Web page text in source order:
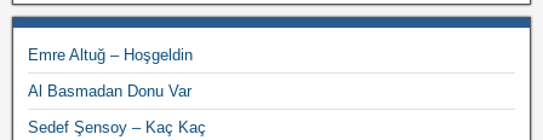
Emre Altuğ – Hoşgeldin
Al Basmadan Donu Var
Sedef Şensoy – Kaç Kaç